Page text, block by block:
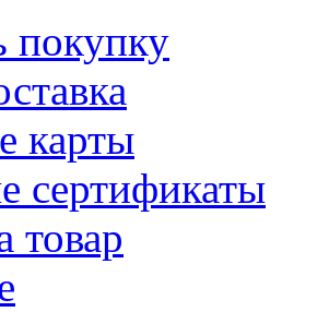
покупку
карты
сертификаты
товар